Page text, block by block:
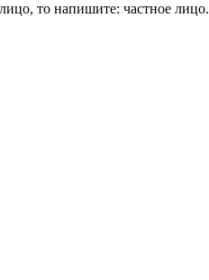
то напишите: частное лицо.